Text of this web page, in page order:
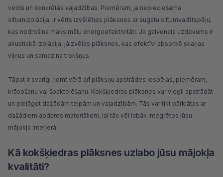
veidu un konkrētās vajadzības. Piemēram, ja nepieciešama
siltumizolācija, ir vērts izvēlēties plāksnes ar augstu siltumvadītspēju,
kas nodrošina maksimālu energoefektivitāti. Ja galvenais uzdevums ir
akustiskā izolācija, jāizvēlas plāksnes, kas efektīvi absorbē skaņas
viļņus un samazina trokšņus.
Tāpat ir svarīgi ņemt vērā arī plāksņu apstrādes iespējas, piemēram,
krāsošanu vai špaktelēšanu. Kokšķiedras plāksnes var viegli apstrādāt
un pielāgot dažādām telpām un vajadzībām. Tās var tikt pārklātas ar
dažādiem apdares materiāliem, lai tās vēl labāk integrētos jūsu
mājokļa interjerā.
Kā kokšķiedras plāksnes uzlabo jūsu mājokļa
kvalitāti?